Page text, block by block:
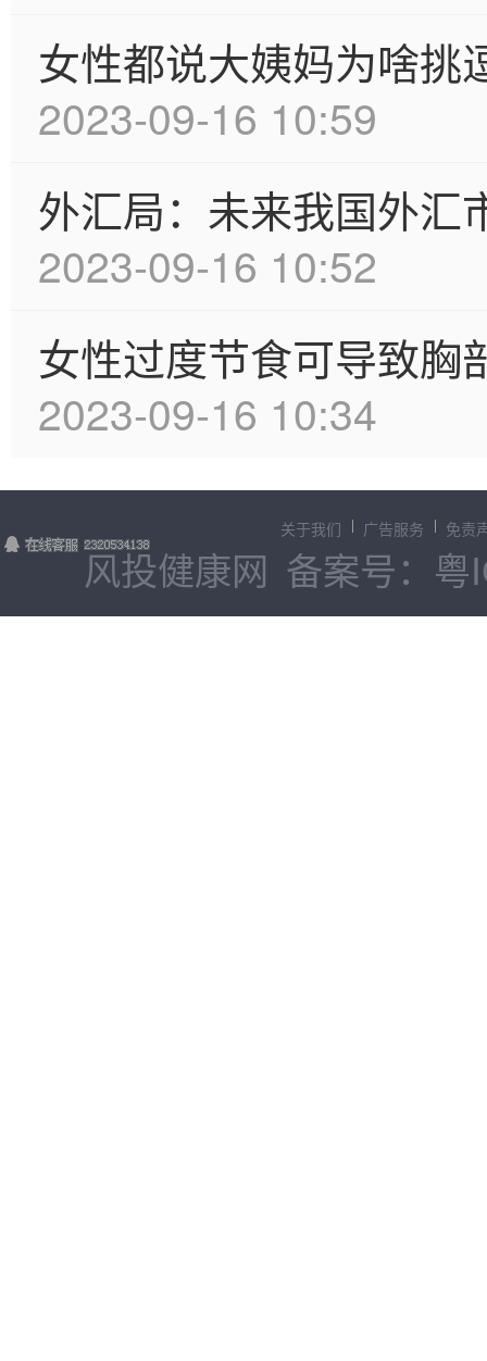
女性都说大姨妈为啥挑
2023-09-16 10:59
外汇局：未来我国外汇
2023-09-16 10:52
女性过度节食可导致胸
2023-09-16 10:34
关于我们 广告服务 免责
风投健康网 备案号：粤